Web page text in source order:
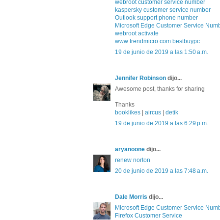
webroot customer service number
kaspersky customer service number
Outlook support phone number
Microsoft Edge Customer Service
webroot activate
www trendmicro com bestbuypc
19 de junio de 2019 a las 1:50 a.m.
Jennifer Robinson dijo...
Awesome post, thanks for sharing
Thanks
booklikes
aircus
detik
19 de junio de 2019 a las 6:29 p.m.
aryanoone dijo...
renew norton
20 de junio de 2019 a las 7:48 a.m.
Dale Morris dijo...
Microsoft Edge Customer Service
Firefox Customer Service